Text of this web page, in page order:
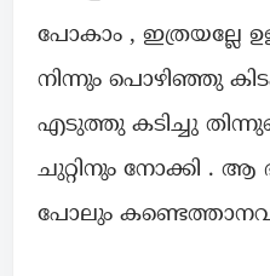
പോകാം , ഇത്രയല്ലേ
നിന്നും പൊഴിഞ്ഞു
എടുത്തു കടിച്ചു
ചുറ്റിനും നോക്കി . ആ
പോലും